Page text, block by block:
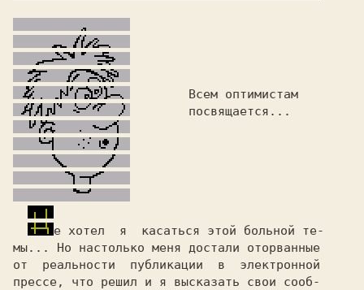
мы... Но настолько меня достали оторванные
от  реальности  публикации  в электронной
прессе,